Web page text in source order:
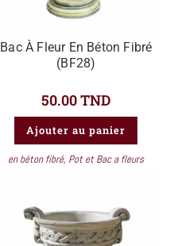
Bac À Fleur En Béton Fibré
(BF28)
50.00TND
Ajouter au panier
en béton fibré, Pot et Bac a fleurs